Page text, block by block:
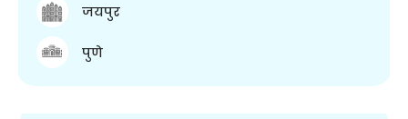
जयपुर
पुणे